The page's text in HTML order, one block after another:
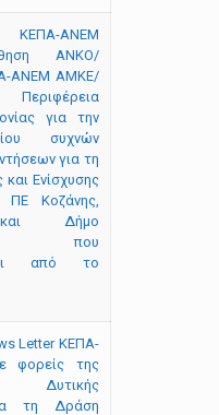
ΚΕΠΑ-ΑΝΕΜ
ANKO/
ΑΝΕΜ ΑΜΚΕ/
για την
συχνών
για τη
Ενίσχυσης
Κοζάνης,
Δήμο
που
από το
Letter ΚΕΠΑ-
φορείς της
Δυτικής
τη Δράση